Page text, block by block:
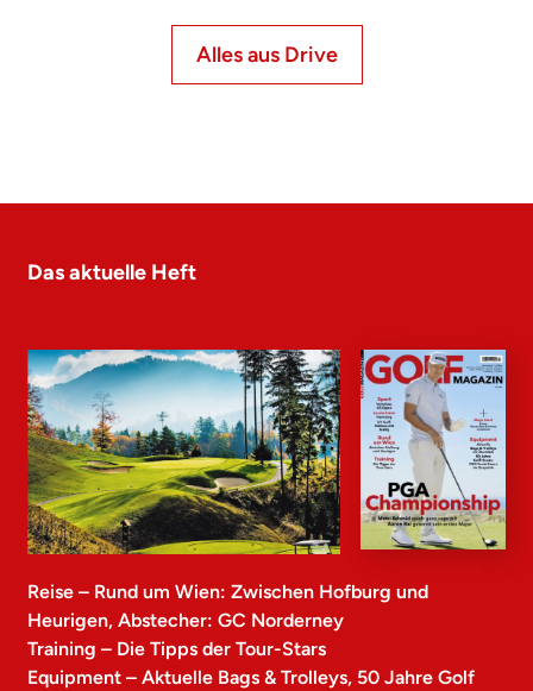
Alles aus Drive
Das aktuelle Heft
Reise – Rund um Wien: Zwischen Hofburg und
Heurigen, Abstecher: GC Norderney
Training – Die Tipps der Tour-Stars
Equipment – Aktuelle Bags & Trolleys, 50 Jahre Golf